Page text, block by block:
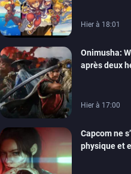
Hier à 18:01
Onimusha:
après deux
Hier à 17:00
Capcom ne
physique et